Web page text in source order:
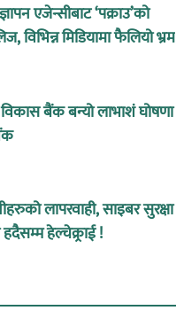
एजेन्सीबाट ‘पक्राउ’को
विभिन्न मिडियामा फैलियो भ्रम
बैंक बन्यो लाभाशं घोषणा
लापरवाही, साइबर सुरक्षा
र सुशासनमा हदैसम्म हेल्चेक्र्राई !